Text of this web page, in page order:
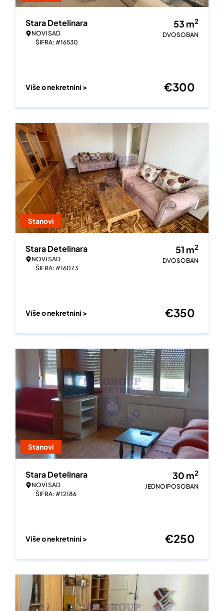
Stara Detelinara
NOVI SAD
ŠIFRA: #16530
53 m2
DVOSOBAN
Više o nekretnini > €300
Stanovi
Stara Detelinara
NOVI SAD
ŠIFRA: #16073
51 m2
DVOSOBAN
Više o nekretnini > €350
Stanovi
Stara Detelinara
NOVI SAD
ŠIFRA: #12186
30 m2
JEDNOIPOSOBAN
Više o nekretnini > €250